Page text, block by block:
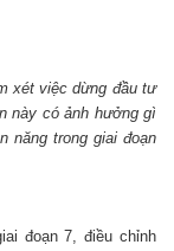
xét việc dừng đầu tư
này có ảnh hưởng gì
năng trong giai đoạn
đoạn 7, điều chỉnh